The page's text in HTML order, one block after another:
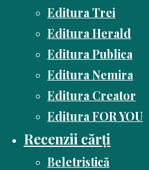
Editura Trei
Editura Herald
Editura Publica
Editura Nemira
Editura Creator
Editura FOR YOU
Recenzii cărți
Beletristică